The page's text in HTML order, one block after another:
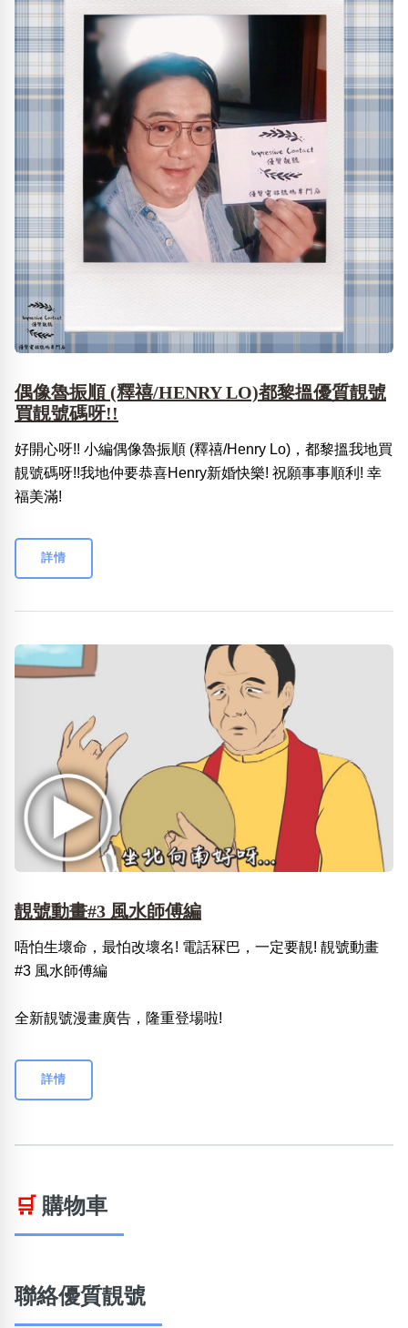
偶像魯振順 (釋禧/HENRY LO)都黎搵優質靚號
買靚號碼呀!!
好開心呀!! 小編偶像魯振順 (釋禧/Henry Lo)，都黎搵我地買
靚號碼呀!!我地仲要恭喜Henry新婚快樂! 祝願事事順利! 幸
福美滿!
詳情
靚號動畫#3 風水師傅編
唔怕生壞命，最怕改壞名! 電話冧巴，一定要靚! 靚號動畫
#3 風水師傅編
全新靚號漫畫廣告，隆重登場啦!
詳情
🛒 購物車
聯絡優質靚號